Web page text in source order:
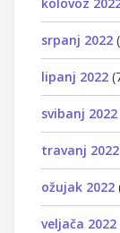
srpanj 2022
lipanj 2022
svibanj 2022
travanj 2022
ožujak 2022
veljača 2022